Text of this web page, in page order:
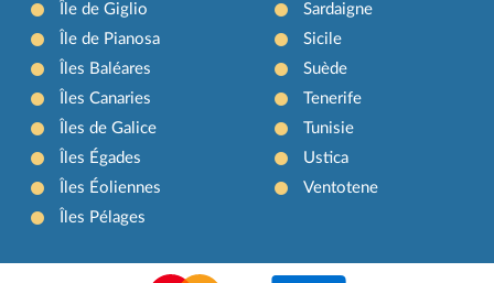
Île de Giglio
Île de Pianosa
Îles Baléares
Îles Canaries
Îles de Galice
Îles Égades
Îles Éoliennes
Îles Pélages
Sardaigne
Sicile
Suède
Tenerife
Tunisie
Ustica
Ventotene